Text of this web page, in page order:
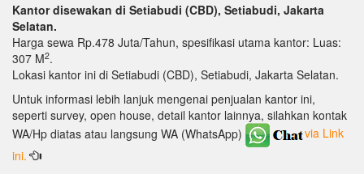
Kantor disewakan di Setiabudi (CBD), Setiabudi, Jakarta
Selatan.
Harga sewa Rp.478 Juta/Tahun, spesifikasi utama kantor: Luas:
307 M2.
Lokasi kantor ini di Setiabudi (CBD), Setiabudi, Jakarta Selatan.
Untuk informasi lebih lanjuk mengenai penjualan kantor ini,
seperti survey, open house, detail kantor lainnya, silahkan kontak
WA/Hp diatas atau langsung WA (WhatsApp)
via Link
ini.